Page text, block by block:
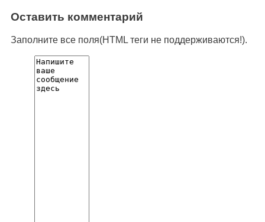
Оставить комментарий
Заполните все поля(HTML теги не поддерживаются!).